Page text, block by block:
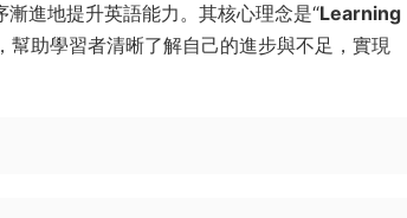
漸進地提升英語能力。其核心理念是“Learning
幫助學習者清晰了解自己的進步與不足，實現